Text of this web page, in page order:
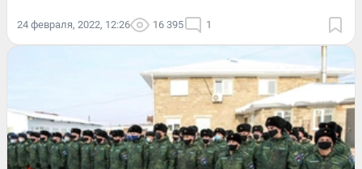
24 февраля, 2022, 12:26 16 395 1